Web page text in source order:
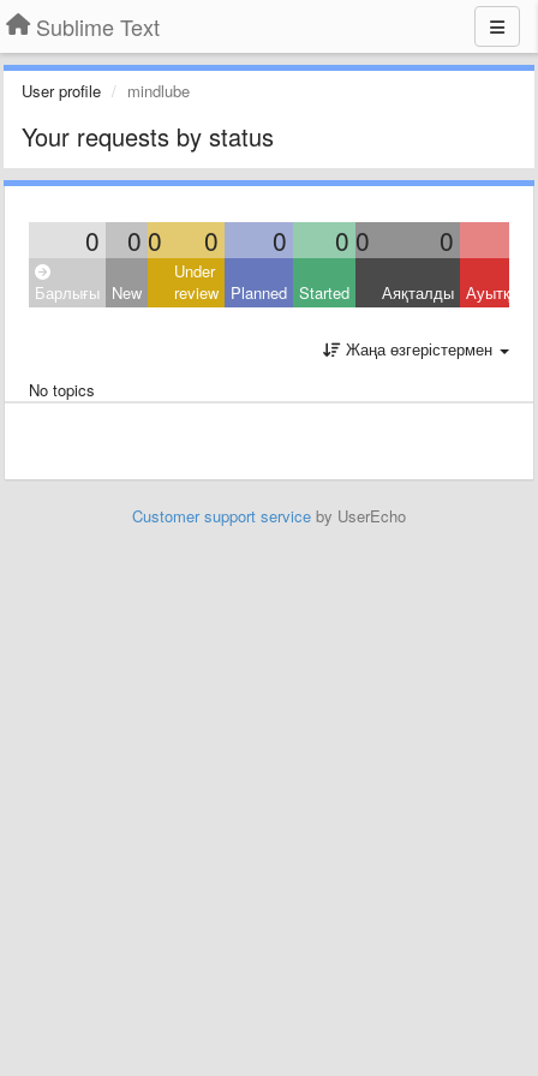
Sublime Text
User profile mindlube
Your requests by status
0 0 0 0 0 0 0 0
Барлығы New
Under
review Planned Started Аяқталды
Жаңа өзгерістермен
No topics
Customer support service by UserEcho